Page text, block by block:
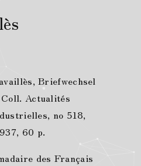
Briefwechsel
Actualités
no 518,
60 p.
des Français